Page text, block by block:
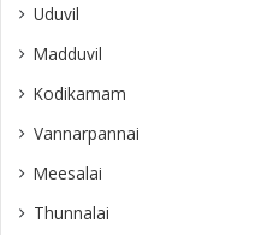
Uduvil
Madduvil
Kodikamam
Vannarpannai
Meesalai
Thunnalai